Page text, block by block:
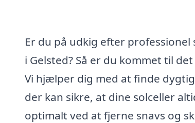
Er du på udkig efter professionel
i Gelsted? Så er du kommet til
Vi hjælper dig med at finde
der kan sikre, at dine solceller
optimalt ved at fjerne snavs og